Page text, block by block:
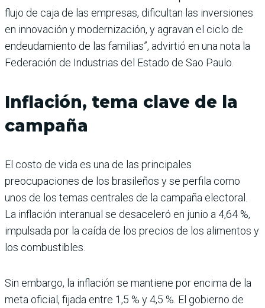
flujo de caja de las empresas, dificultan las inversiones
en innovación y modernización, y agravan el ciclo de
endeudamiento de las familias”, advirtió en una nota la
Federación de Industrias del Estado de Sao Paulo.
Inflación, tema clave de la
campaña
El costo de vida es una de las principales
preocupaciones de los brasileños y se perfila como
unos de los temas centrales de la campaña electoral.
La inflación interanual se desaceleró en junio a 4,64 %,
impulsada por la caída de los precios de los alimentos y
los combustibles.
Sin embargo, la inflación se mantiene por encima de la
meta oficial, fijada entre 1,5 % y 4,5 %. El gobierno de